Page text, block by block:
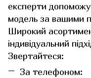
експерти
модель за вашими
Широкий
індивідуальний
Звертайтеся:
За телефоном: